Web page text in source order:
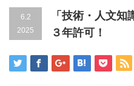
6.2
2025
「技術・人文
３年許可！